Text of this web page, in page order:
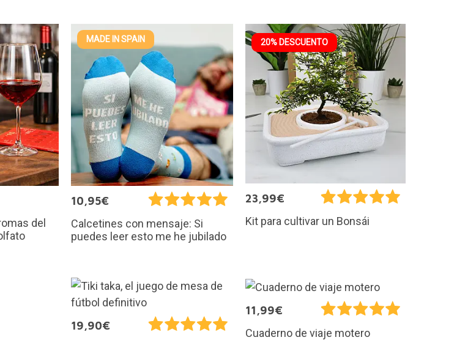
del
MADE IN SPAIN
10,95€
Calcetines con mensaje: Si
puedes leer esto me he jubilado
20% DESCUENTO
23,99€
Kit para cultivar un Bonsái
19,90€
11,99€
Cuaderno de viaje motero